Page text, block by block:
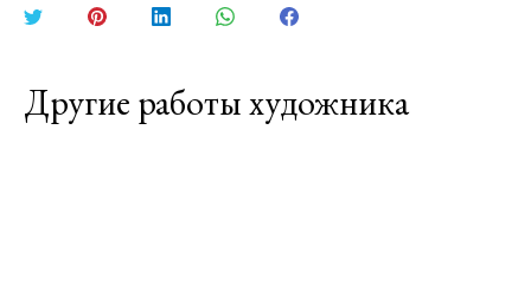
Поделиться
Twitter
Поделиться
Pinterest
Поделиться
LinkedIn
ПоделитьсяПоделиться
Другие работы художника